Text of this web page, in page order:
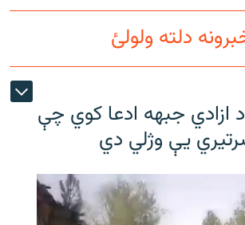
دلته ولولئ
ازادي جبهه ادعا کوي چې
يې وژلي دي